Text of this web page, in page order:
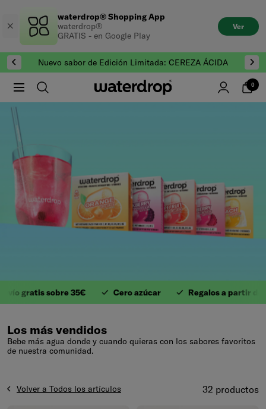
contenido
waterdrop® Shopping App
waterdrop®
GRATIS - en Google Play
Ver
Nuevo sabor de Edición Limitada: CEREZA ÁCIDA
0
1. Valiosas
sobre 35€ Cero azúcar Regalos a partir de 40€
Los más vendidos
Bebe más agua donde y cuando quieras con los sabores favoritos
de nuestra comunidad.
Volver a Todos los artículos 32 productos